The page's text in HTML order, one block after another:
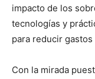
impacto de los
tecnologías y
para reducir
Con la mirada